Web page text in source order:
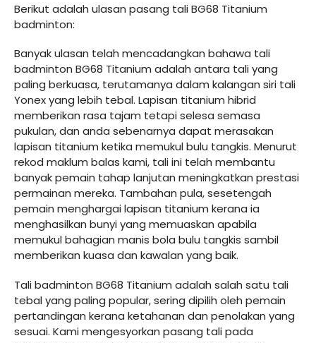
Berikut adalah ulasan pasang tali BG68 Titanium
badminton:
Banyak ulasan telah mencadangkan bahawa tali
badminton BG68 Titanium adalah antara tali yang
paling berkuasa, terutamanya dalam kalangan siri tali
Yonex yang lebih tebal. Lapisan titanium hibrid
memberikan rasa tajam tetapi selesa semasa
pukulan, dan anda sebenarnya dapat merasakan
lapisan titanium ketika memukul bulu tangkis. Menurut
rekod maklum balas kami, tali ini telah membantu
banyak pemain tahap lanjutan meningkatkan prestasi
permainan mereka. Tambahan pula, sesetengah
pemain menghargai lapisan titanium kerana ia
menghasilkan bunyi yang memuaskan apabila
memukul bahagian manis bola bulu tangkis sambil
memberikan kuasa dan kawalan yang baik.
Tali badminton BG68 Titanium adalah salah satu tali
tebal yang paling popular, sering dipilih oleh pemain
pertandingan kerana ketahanan dan penolakan yang
sesuai. Kami mengesyorkan pasang tali pada